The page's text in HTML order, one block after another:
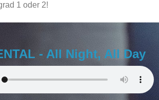
1 oder 2!
- All Night, All Day